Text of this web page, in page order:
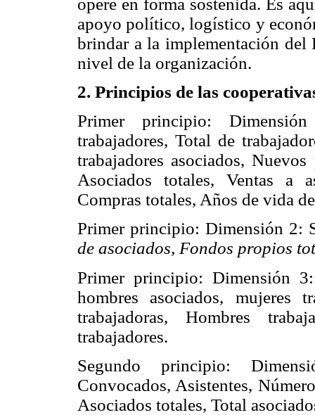
apoyo político, logístico y
brindar a la implementación
nivel de la organización.
2. Principios de las
Primer principio:
trabajadores, Total de
trabajadores asociados,
Asociados totales, Ventas a
Compras totales, Años de vida
Primer principio: Dimensión 2:
de asociados, Fondos propios
Primer principio: Dimensión
hombres asociados, mujeres
trabajadoras, Hombres
trabajadores.
Segundo principio:
Convocados, Asistentes,
Asociados totales, Total